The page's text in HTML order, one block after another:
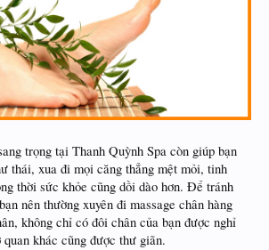
trọng tại Thanh Quỳnh Spa còn giúp bạn
thái, xua đi mọi căng thẳng mệt mỏi, tinh
thời sức khỏe cũng dồi dào hơn. Để tránh
nên thường xuyên đi massage chân hàng
không chỉ có đôi chân của bạn được nghỉ
khác cũng được thư giãn.